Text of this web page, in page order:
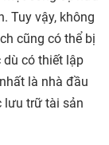
Tuy vậy, không
cũng có thể bị
dù có thiết lập
là nhà đầu
lưu trữ tài sản